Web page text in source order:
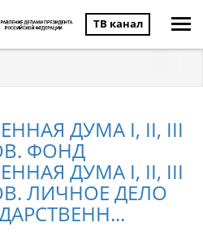
ТВ канал
ДУМА I, II, III
ФОНД
ДУМА I, II, III
ЛИЧНОЕ ДЕЛО